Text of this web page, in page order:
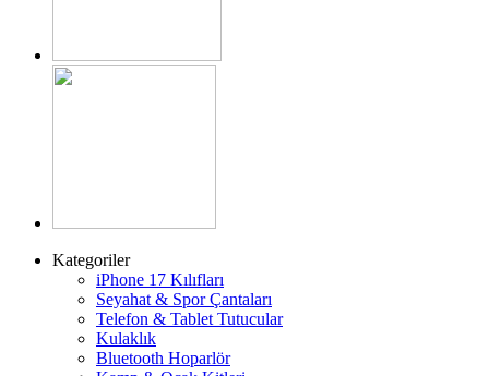
Kategoriler
iPhone 17 Kılıfları
Seyahat & Spor Çantaları
Telefon & Tablet Tutucular
Kulaklık
Bluetooth Hoparlör